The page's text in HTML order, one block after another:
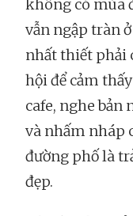
không có mùa
vẫn ngập tràn
nhất thiết phải
hội để cảm
cafe, nghe bản
và nhấm nháp
đường phố là
đẹp.